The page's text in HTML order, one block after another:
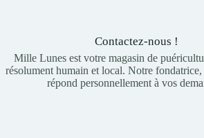
Contactez-nous !
Mille Lunes est votre magasin de
résolument humain et local. Notre
répond personnellement à vos